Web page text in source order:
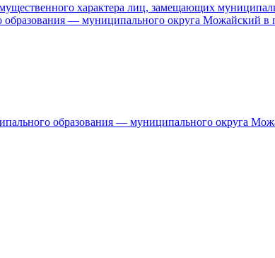
характера лиц, замещающих
образования — муниципального округа Можайский в
образования — муниципального округа